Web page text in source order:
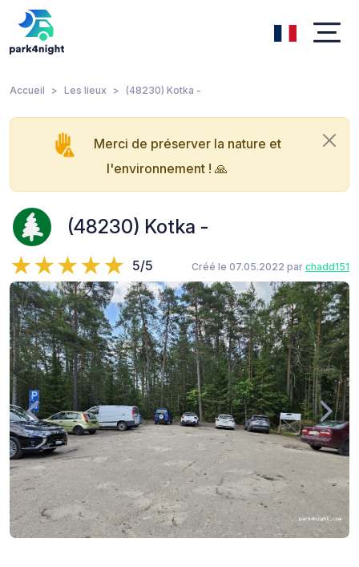
Accueil Les lieux (48230) Kotka -
Merci de préserver la nature et
l'environnement ! 🙏
(48230) Kotka -
5/5 Créé le 07.05.2022 par chadd151